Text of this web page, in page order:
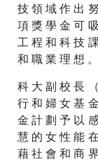
技 領 域 作 出
項 獎 學 金 可
工 程 和 科 技
和 職 業 理 想 。
科 大 副 校 長
行 和 婦 女 基
金 計 劃 予 以
慧 的 女 性 能
藉 社 會 和 商